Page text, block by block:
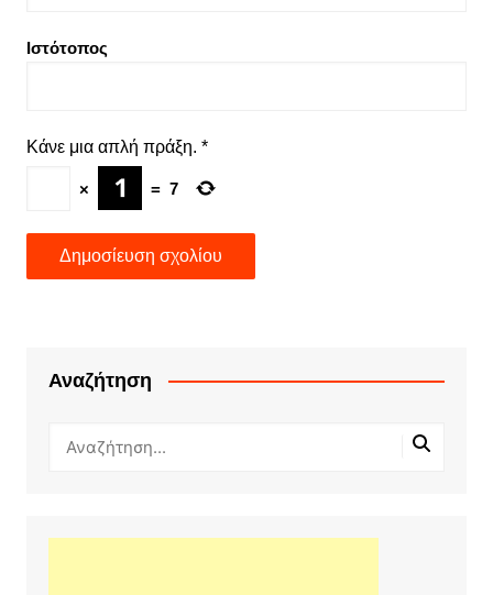
Ιστότοπος
Κάνε μια απλή πράξη. *
× = 7
Αναζήτηση